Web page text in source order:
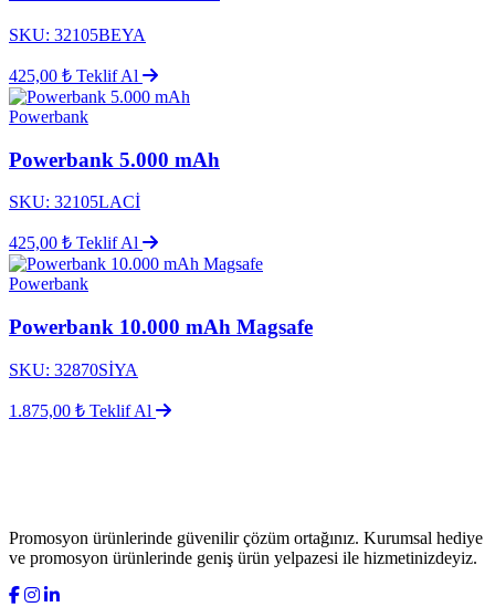
SKU: 32105BEYA
425,00 ₺ Teklif Al
Powerbank
Powerbank 5.000 mAh
SKU: 32105LACİ
425,00 ₺ Teklif Al
Powerbank
Powerbank 10.000 mAh Magsafe
SKU: 32870SİYA
1.875,00 ₺ Teklif Al
Promosyon ürünlerinde güvenilir çözüm ortağınız. Kurumsal hediye
ve promosyon ürünlerinde geniş ürün yelpazesi ile hizmetinizdeyiz.